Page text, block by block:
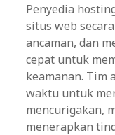
Penyedia
situs web
ancaman, dan
cepat untuk
keamanan. Tim
waktu untuk
mencurigakan,
menerapkan